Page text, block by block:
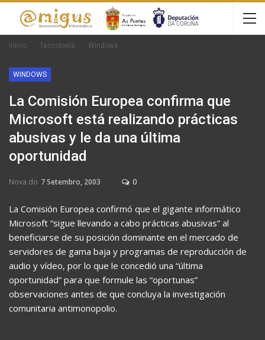
Inicio Tecnoloxía Windows
WINDOWS
La Comisión Europea confirma que
Microsoft está realizando prácticas
abusivas y le da una última
oportunidad
Nova do 7 Setembro, 2003 0
La Comisión Europea confirmó que el gigante informático
Microsoft “sigue llevando a cabo prácticas abusivas” al
beneficiarse de su posición dominante en el mercado de
servidores de gama baja y programas de reproducción de
audio y vídeo, por lo que le concedió una “última
oportunidad” para que formule las “oportunas”
observaciones antes de que concluya la investigación
comunitaria antimonopolio.